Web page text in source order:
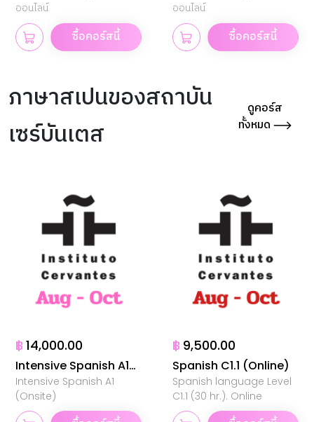
ออนไลน์
ซื้อคอร์สนี้
ออนไลน์
ซื้อคอร์สนี้
ภาษาสเปนของสถาบัน
เซร์บันเตส
ดูคอร์ส
ทั้งหมด
฿14,000.00
Intensive Spanish A1
(Onsite)
Intensive Spanish A1
(Onsite)
฿ 9,500.00
Spanish C1.1 (Online)
Spanish language Level
C1.1 (30 hr.). Online